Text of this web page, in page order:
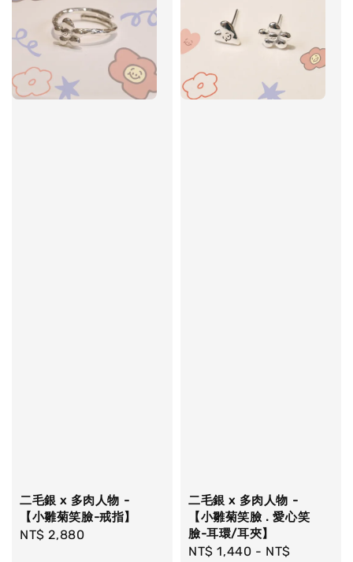
二毛銀 x 多肉人物 -
【小雛菊笑臉-戒指】
Regular
NT$ 2,880
二毛銀 x 多肉人物 -
【小雛菊笑臉 . 愛心笑
臉-耳環/耳夾】
Regular
NT$ 1,440 - NT$